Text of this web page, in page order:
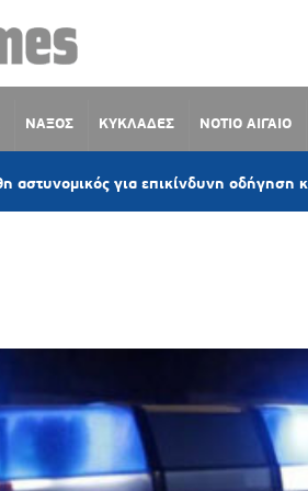
ΝΑΞΟΣ ΚΥΚΛΑΔΕΣ ΝΟΤΙΟ ΑΙΓΑΙΟ
επικίνδυνη οδήγηση και απείθεια